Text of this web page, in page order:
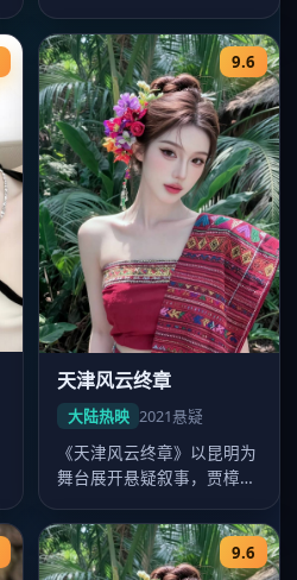
丽热巴、…
9.6
天津风云终章
大陆热映 2021悬疑
《天津风云终章》以昆明为
舞台展开悬疑叙事，贾樟柯
起…
9.6